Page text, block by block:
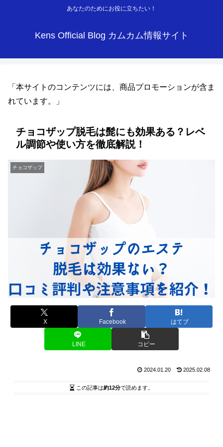
あなたのためにお役に立ちたい！
Kens Official Blog カムカム情報サイト
「本サイトのコンテンツには、商品プロモーションが含ま
れています。」
チョコザップ脱毛は髭にも効果ある？レベ
ル調節や使い方を徹底解説！
チョコザップ
X Facebook はてブ
LINE コピー
2024.01.20 2025.02.08
この記事は約12分で読めます。